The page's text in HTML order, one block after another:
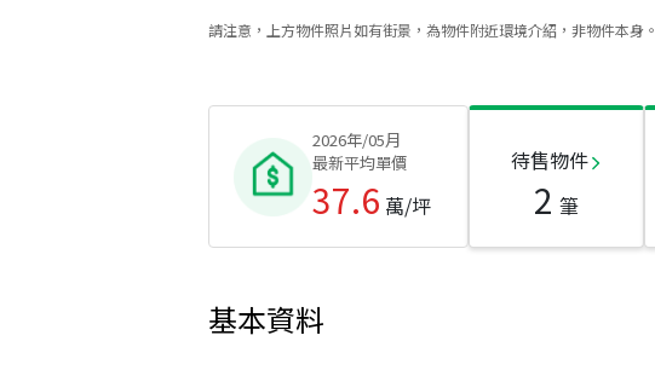
請注意，上方物件照片如有街景，為物件附近環境介紹，非物件本身。
2026年/05月
最新平均單價
37.6 萬/坪
待售物件
2 筆
基本資料